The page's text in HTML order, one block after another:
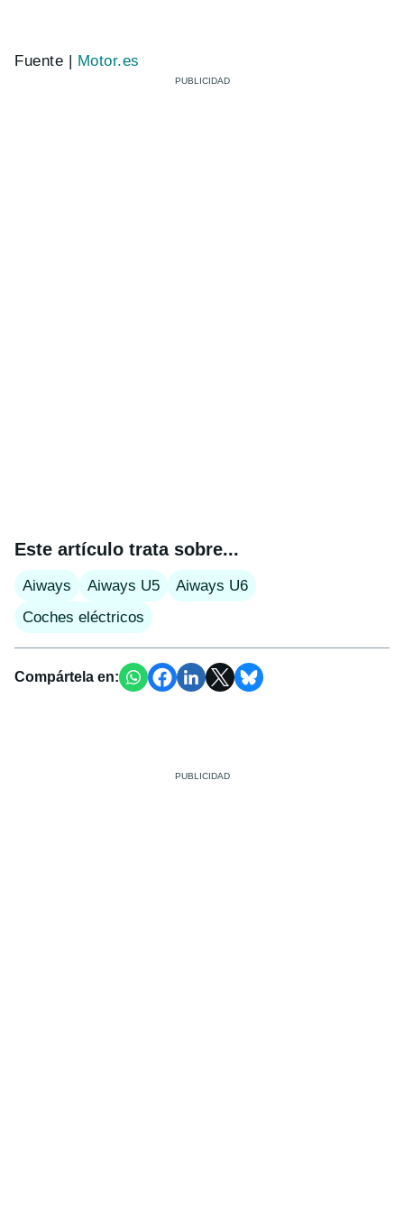
Fuente | Motor.es
Este artículo trata sobre...
Aiways Aiways U5
Aiways U6
Coches eléctricos
Compártela en: